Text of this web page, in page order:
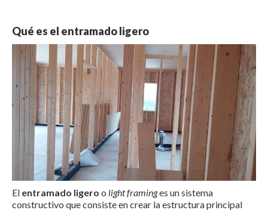
Qué es el entramado ligero
El entramado ligero o light framinges un sistema
constructivo que consiste en crear la estructura principal